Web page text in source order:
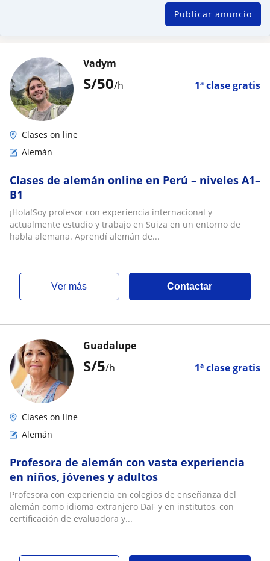
Publicar anuncio
S/50/h 1ª clase gratis
Vadym
Clases on line
Alemán
Clases de alemán online en Perú – niveles A1–
B1
¡Hola!Soy profesor con experiencia internacional y
actualmente estudio y trabajo en Suiza en un entorno de
habla alemana. Aprendí alemán de...
ver más Contactar
S/5/h 1ª clase gratis
Guadalupe
Clases on line
Alemán
Profesora de alemán con vasta experiencia
en niños, jóvenes y adultos
Profesora con experiencia en colegios de enseñanza del
alemán como idioma extranjero DaF y en institutos, con
certificación de evaluadora y...